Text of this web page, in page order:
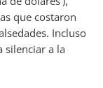
que costaron
Incluso
silenciar a la